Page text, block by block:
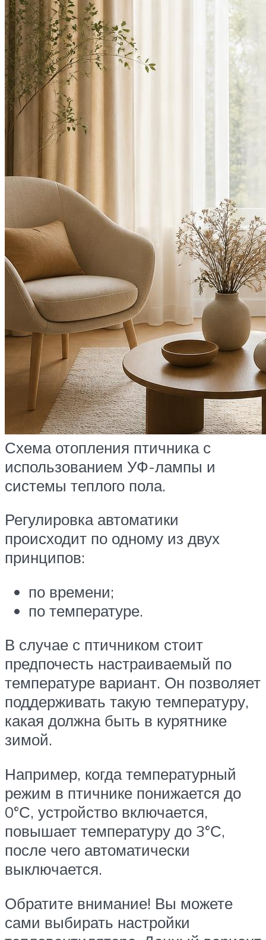
Схема отопления птичника с
использованием УФ-лампы и
системы теплого пола.
Регулировка автоматики
происходит по одному из двух
принципов:
по времени;
по температуре.
В случае с птичником стоит
предпочесть настраиваемый по
температуре вариант. Он позволяет
поддерживать такую температуру,
какая должна быть в курятнике
зимой.
Например, когда температурный
режим в птичнике понижается до
0°С, устройство включается,
повышает температуру до 3°С,
после чего автоматически
выключается.
Обратите внимание! Вы можете
сами выбирать настройки